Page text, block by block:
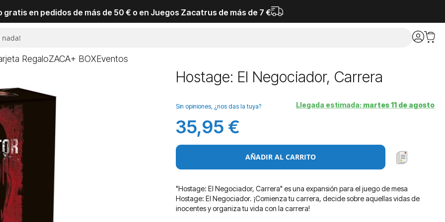
gratis en pedidos de más de 50 € o en Juegos Zacatrus de más de 7 €
RegaloZACA+ BOXEventos
Hostage: El Negociador, Carrera
Llegada estimada: martes 11 de agosto
Sin opiniones, ¿nos das la tuya?
35,95 €
AÑADIR AL CARRITO
"Hostage: El Negociador, Carrera" es una expansión para el juego de mesa
Hostage: El Negociador. ¡Comienza tu carrera, decide sobre aquellas vidas de
inocentes y organiza tu vida con la carrera!